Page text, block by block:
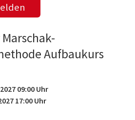
Aufbaukurs
09:00 Uhr
17:00 Uhr